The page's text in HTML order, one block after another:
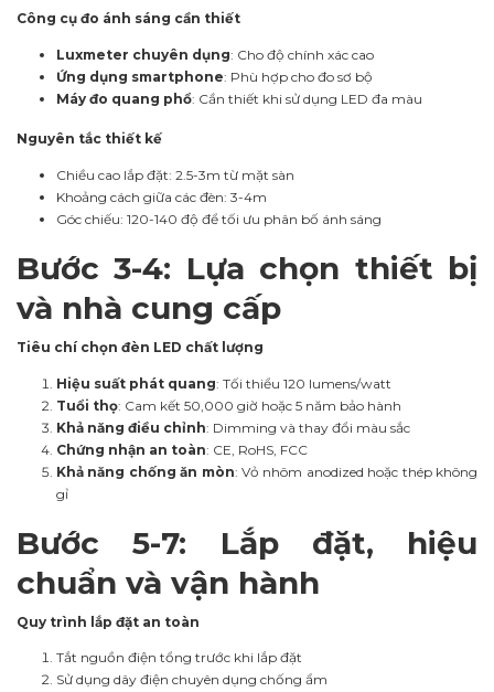
Công cụ đo ánh sáng cần thiết
Luxmeter chuyên dụng: Cho độ chính xác cao
Ứng dụng smartphone: Phù hợp cho đo sơ bộ
Máy đo quang phổ: Cần thiết khi sử dụng LED đa màu
Nguyên tắc thiết kế
Chiều cao lắp đặt: 2.5-3m từ mặt sàn
Khoảng cách giữa các đèn: 3-4m
Góc chiếu: 120-140 độ để tối ưu phân bố ánh sáng
Bước 3-4: Lựa chọn thiết bị
và nhà cung cấp
Tiêu chí chọn đèn LED chất lượng
Hiệu suất phát quang: Tối thiểu 120 lumens/watt
Tuổi thọ: Cam kết 50,000 giờ hoặc 5 năm bảo hành
Khả năng điều chỉnh: Dimming và thay đổi màu sắc
Chứng nhận an toàn: CE, RoHS, FCC
Khả năng chống ăn mòn: Vỏ nhôm anodized hoặc thép không
gỉ
Bước 5-7: Lắp đặt, hiệu
chuẩn và vận hành
Quy trình lắp đặt an toàn
Tắt nguồn điện tổng trước khi lắp đặt
Sử dụng dây điện chuyên dụng chống ẩm